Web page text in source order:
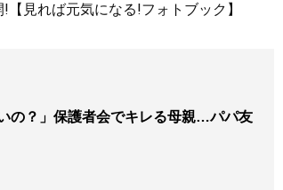
見れば元気になる!フォトブック】
の？」保護者会でキレる母親…パパ友